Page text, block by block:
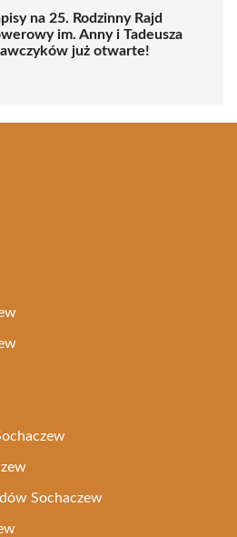
na 25. Rodzinny Rajd
im. Anny i Tadeusza
już otwarte!
Sochaczew